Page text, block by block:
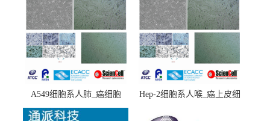
A549细胞系人肺_癌细胞
(A549细胞)
Hep-2细胞系人喉_癌上皮细